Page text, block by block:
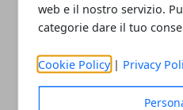
web e il nostro servizio.
categorie dare il tuo
Cookie Policy | Privacy
Il professor
Bari: scienza e
dell’identità perduta